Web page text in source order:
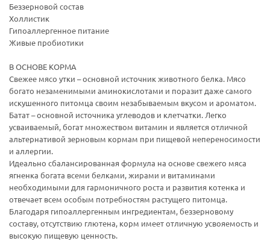
Беззерновой состав
Холлистик
Гипоаллергенное питание
Живые пробиотики
В ОСНОВЕ КОРМА
Свежее мясо утки – основной источник животного белка. Мясо
богато незаменимыми аминокислотами и поразит даже самого
искушенного питомца своим незабываемым вкусом и ароматом.
Батат – основной источника углеводов и клетчатки. Легко
усваиваемый, богат множеством витамин и является отличной
альтернативой зерновым кормам при пищевой непереносимости
и аллергии.
Идеально сбалансированная формула на основе свежего мяса
ягненка богата всеми белками, жирами и витаминами
необходимыми для гармоничного роста и развития котенка и
отвечает всем особым потребностям растущего питомца.
Благодаря гипоаллергенным ингредиентам, беззерновому
составу, отсутствию глютена, корм имеет отличную усвояемость и
высокую пищевую ценность.